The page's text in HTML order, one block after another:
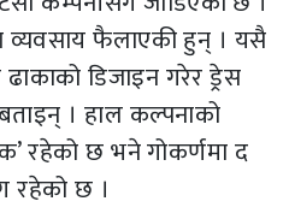
व्यवसाय फैलाएकी हुन् । यसै
डिजाइन गरेर ड्रेस
। हाल कल्पनाको
रहेको छ भने गोकर्णमा द
रहेको छ ।